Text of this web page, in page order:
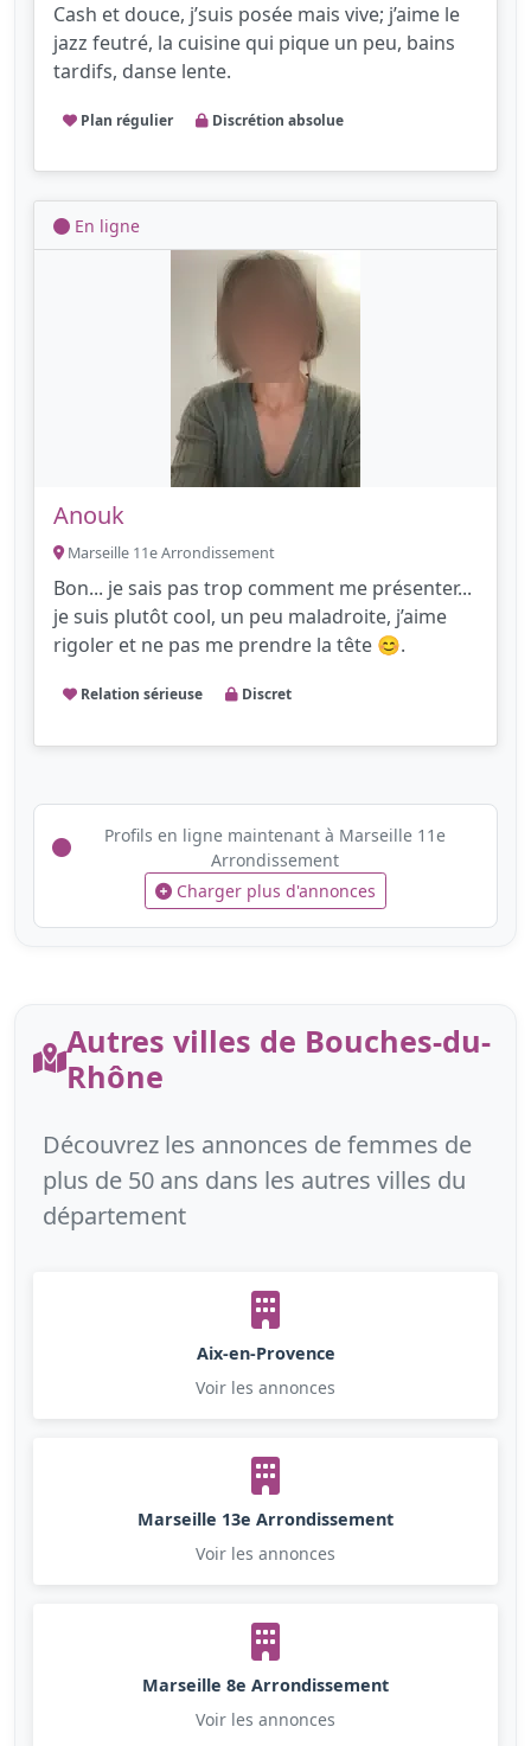
Cash et douce, j’suis posée mais vive; j’aime le
jazz feutré, la cuisine qui pique un peu, bains
tardifs, danse lente.
Plan régulier Discrétion absolue
En ligne
Anouk
Marseille 11e Arrondissement
Bon... je sais pas trop comment me présenter...
je suis plutôt cool, un peu maladroite, j’aime
rigoler et ne pas me prendre la tête 😊.
Relation sérieuse Discret
Profils en ligne maintenant à Marseille 11e
Arrondissement
Charger plus d'annonces
Autres villes de Bouches-du-
Rhône
Découvrez les annonces de femmes de
plus de 50 ans dans les autres villes du
département
Aix-en-Provence
Voir les annonces
Marseille 13e Arrondissement
Voir les annonces
Marseille 8e Arrondissement
Voir les annonces